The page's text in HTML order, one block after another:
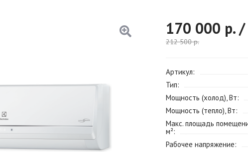
170 000 р.
212 500р.
Артикул
Тип
Мощность (холод), Вт
Мощность (тепло), Вт
Макс. площадь
м²
Рабочее напряжение